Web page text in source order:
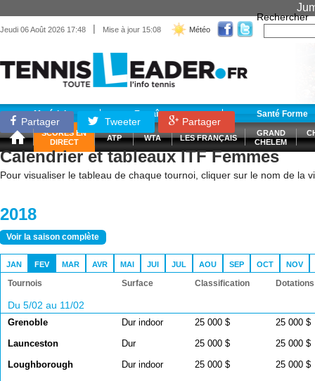
Jeudi 06 Août 2026 17:48 | Mise à jour 15:08 Météo
Rechercher
Matériel Entraînement Santé Forme
SCORES EN
DIRECT
ATP WTA LES FRANÇAIS
GRAND
CHELEM
Partager Tweeter Partager
Calendrier et tableaux ITF Femmes
Pour visualiser le tableau de chaque tournoi, cliquer sur le nom de la
2018
Voir la saison complète
JAN FEV MAR AVR MAI JUI JUL AOU SEP OCT NOV
Tournois Surface Classification Dotations
Du 5/02 au 11/02
Grenoble Dur indoor 25 000 $
25 000 $
Launceston
Dur 25 000 $
25 000 $
Loughborough
Dur indoor 25 000 $ 25 000 $